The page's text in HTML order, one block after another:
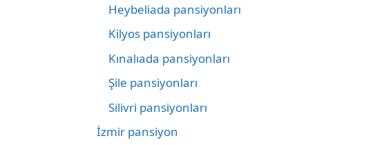
Heybeliada pansiyonları
Kilyos pansiyonları
Kınalıada pansiyonları
Şile pansiyonları
Silivri pansiyonları
İzmir pansiyon